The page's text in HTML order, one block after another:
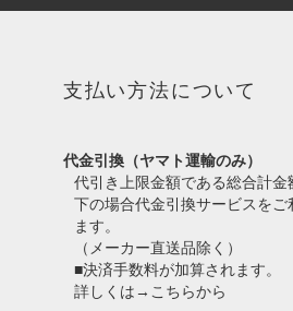
支払い方法について
代金引換（ヤマト運輸のみ）
代引き上限金額である総合計金
下の場合代金引換サービスをご
ます。
（メーカー直送品除く）
■決済手数料が加算されます。
詳しくは→ こちらから